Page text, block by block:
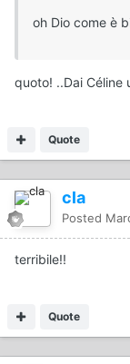
oh Dio come è
quoto! ..Dai Céline
Quote
cla
Posted
terribile!!
Quote